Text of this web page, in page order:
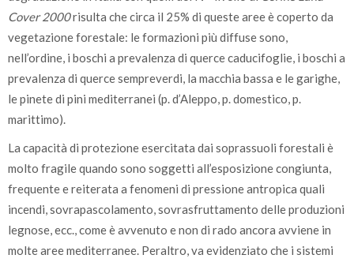
Cover 2000risulta che circa il 25% di queste aree è coperto da
vegetazione forestale: le formazioni più diffuse sono,
nell’ordine, i boschi a prevalenza di querce caducifoglie, i boschi a
prevalenza di querce sempreverdi, la macchia bassa e le garighe,
le pinete di pini mediterranei (p. d’Aleppo, p. domestico, p.
marittimo).
La capacità di protezione esercitata dai soprassuoli forestali è
molto fragile quando sono soggetti all’esposizione congiunta,
frequente e reiterata a fenomeni di pressione antropica quali
incendi, sovrapascolamento, sovrasfruttamento delle produzioni
legnose, ecc., come è avvenuto e non di rado ancora avviene in
molte aree mediterranee. Peraltro, va evidenziato che i sistemi